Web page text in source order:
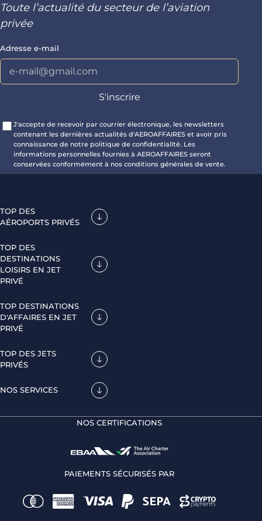
Toute l’actualité du secteur de l’aviation
privée
Adresse e-mail
J'accepte de recevoir par courrier électronique, les newsletters
contenant les dernières actualités d'AEROAFFAIRES et avoir pris
connaissance de notre politique de confidentialité. Les
informations personnelles fournies à AEROAFFAIRES seront
conservées conformément à nos conditions générales de vente.
TOP DES
AÉROPORTS PRIVÉS
TOP DES
DESTINATIONS
LOISIRS EN JET
PRIVÉ
TOP DESTINATIONS
D'AFFAIRES EN JET
PRIVÉ
TOP DES JETS
PRIVÉS
NOS SERVICES
NOS CERTIFICATIONS
PAIEMENTS SÉCURISÉS PAR